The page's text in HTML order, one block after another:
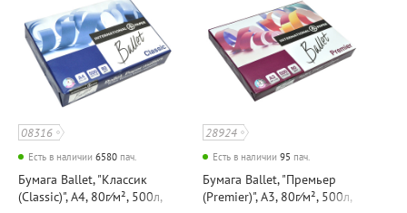
08316
Есть в наличии 6580 пач.
Бумага Ballet, "Классик
(Classic)", А4, 80г⁄м², 500л,
28924
Есть в наличии 95 пач.
Бумага Ballet, "Премьер
(Premier)", А3, 80г⁄м², 500л,